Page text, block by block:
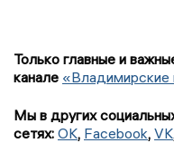
Только главные и
канале «Владимирские
Мы в других
сетях: OK, Facebook, VK